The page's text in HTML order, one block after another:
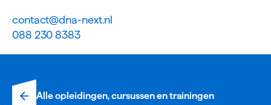
contact@dna-next.nl
088 230 8383
Alle opleidingen, cursussen en trainingen